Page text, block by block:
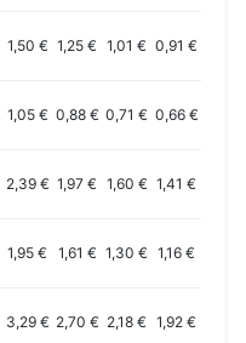
1,50 € 1,25 € 1,01 € 0,91 €
1,05 € 0,88 € 0,71 € 0,66 €
2,39 € 1,97 € 1,60 € 1,41 €
1,95 € 1,61 € 1,30 € 1,16 €
3,29 € 2,70 € 2,18 € 1,92 €